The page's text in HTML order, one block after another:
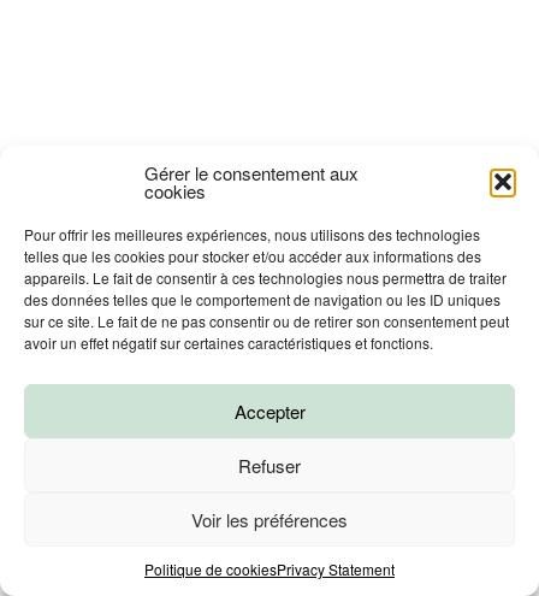
Gérer le consentement aux
cookies
Pour offrir les meilleures expériences, nous utilisons des technologies
telles que les cookies pour stocker et/ou accéder aux informations des
appareils. Le fait de consentir à ces technologies nous permettra de traiter
des données telles que le comportement de navigation ou les ID uniques
sur ce site. Le fait de ne pas consentir ou de retirer son consentement peut
avoir un effet négatif sur certaines caractéristiques et fonctions.
Accepter
Refuser
Voir les préférences
Politique de cookiesPrivacy Statement
Prendre un RDV